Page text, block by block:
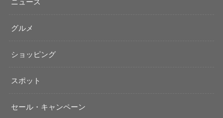
グルメ
ショッピング
スポット
セール・キャンペーン